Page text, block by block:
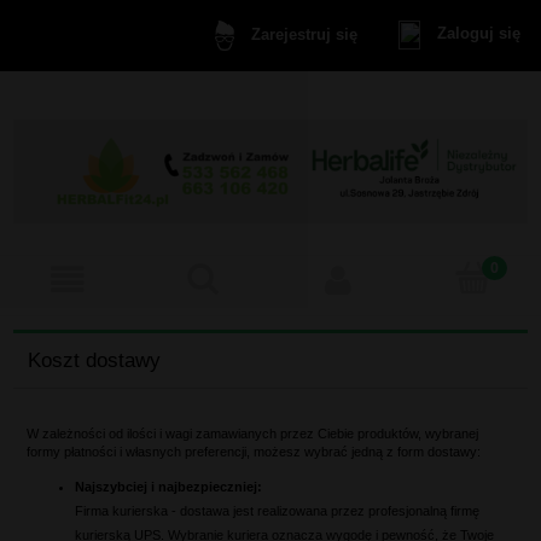
Zarejestruj się Zaloguj się
Koszt dostawy
W zależności od ilości i wagi zamawianych przez Ciebie produktów, wybranej
formy płatności i własnych preferencji, możesz wybrać jedną z form dostawy:
Najszybciej i najbezpieczniej:
Firma kurierska - dostawa jest realizowana przez profesjonalną firmę
kurierską UPS. Wybranie kuriera oznacza wygodę i pewność, że Twoje